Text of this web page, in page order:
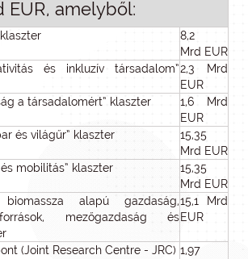
EUR, amelyből:
8,2
Mrd EUR
és inkluzív társadalom”2,3 Mrd
EUR
a társadalomért” klaszter
1,6 Mrd
EUR
és világűr” klaszter
15,35
Mrd EUR
mobilitás” klaszter
15,35
Mrd EUR
alapú gazdaság,
mezőgazdaság és
15,1 Mrd
EUR
(Joint Research Centre - JRC) 1,97